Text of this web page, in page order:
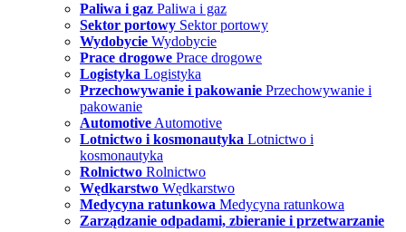
Paliwa i gaz Paliwa i gaz
Sektor portowy Sektor portowy
Wydobycie Wydobycie
Prace drogowe Prace drogowe
Logistyka Logistyka
Przechowywanie i pakowanie Przechowywanie i
pakowanie
Automotive Automotive
Lotnictwo i kosmonautyka Lotnictwo i
kosmonautyka
Rolnictwo Rolnictwo
Wędkarstwo Wędkarstwo
Medycyna ratunkowa Medycyna ratunkowa
Zarządzanie odpadami, zbieranie i przetwarzanie